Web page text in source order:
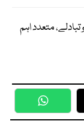
متعدد اہم